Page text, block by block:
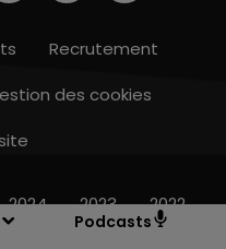
Podcasts
Recrutement
des cookies
2024 2023 2022